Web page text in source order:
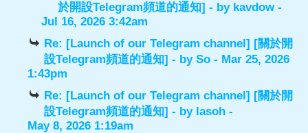
於開設Telegram頻道的通知] - by kavdow-
Jul 16, 2026 3:42am
Re: [Launch of our Telegram channel] [關於開
設Telegram頻道的通知] - bySo - Mar 25, 2026
1:43pm
Re: [Launch of our Telegram channel] [關於開
設Telegram頻道的通知] - by lasoh -
May 8, 2026 1:19am